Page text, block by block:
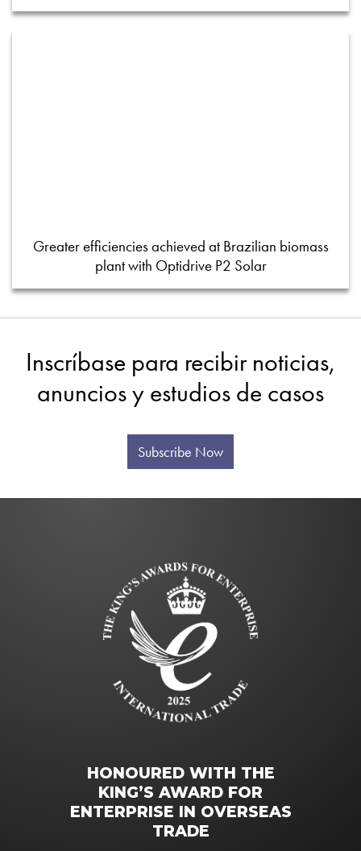
Greater efficiencies achieved at Brazilian biomass
plant with Optidrive P2 Solar
Inscríbase para recibir noticias,
anuncios y estudios de casos
Subscribe Now
HONOURED WITH THE
KING’S AWARD FOR
ENTERPRISE IN OVERSEAS
TRADE